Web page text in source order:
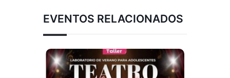
EVENTOS RELACIONADOS